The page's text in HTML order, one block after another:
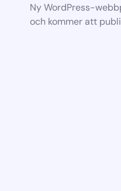
Ny WordPress-
och kommer att